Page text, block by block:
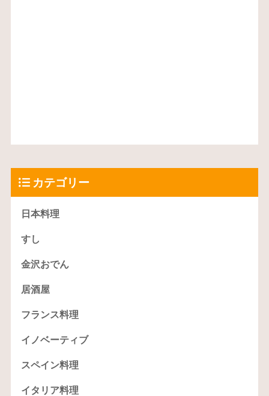
カテゴリー
日本料理
すし
金沢おでん
居酒屋
フランス料理
イノベーティブ
スペイン料理
イタリア料理